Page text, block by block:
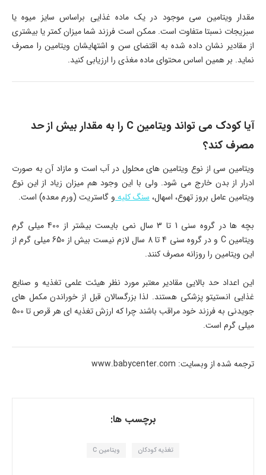
مقدار ویتامین سی موجود در یک ماده غذایی براساس سایز میوه یا
سبزیجات نسبتا متفاوت است. ممکن است فرزند شما میزان کمتر یا بیشتری
از مقادیر نشان داده شده به اقتضای سن و اشتهایشان ویتامین را مصرف
نماید. بر همین اساس محتوای ماده مغذی را ارزیابی کنید.
آیا کودک می تواند ویتامین C را به مقدار بیش از حد
مصرف کند؟
ویتامین سی از نوع ویتامین های محلول در آب است و مازاد آن به صورت
ادرار از بدن خارج می شود. ولی با این وجود هم میزان زیاد از این نوع
ویتامین عامل بروز تهوع، اسهال،سنگ کلیهو گاستریت (ورم معده) است.
بچه ها در گروه سنی 1 تا 3 سال نمی بایست بیشتر از 400 میلی گرم
ویتامینC
و در گروه سنی 4 تا 8 سال لازم نیست بیش از 650 میلی گرم از
این ویتامین را روزانه مصرف کنند.
این اعداد حد بالایی مقادیر معتبر مورد نظر هیئت علمی تغذیه و صنایع
غذایی انستیتو پزشکی هستند. لذا بزرگسالان قبل از خوراندن مکمل های
جویدنی به فرزند خود مراقب باشند چرا که ارزش تغذیه ای هر قرص تا 500
میلی گرم است.
ترجمه شده از وبسایت: www.babycenter.com
برچسب ها:
تغذیه کودکان ویتامین C